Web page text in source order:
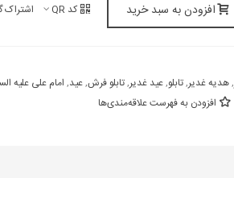
افزودن به سبد خرید کد QR اشتراک
,هدیه غدیر,تابلو,عید غدیر,تابلو فرش,عید,امام علی علیه
افزودن به فهرست علاقه‌مندی‌ها